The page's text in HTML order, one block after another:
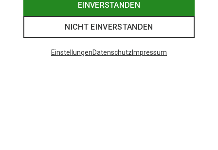
EINVERSTANDEN
NICHT EINVERSTANDEN
EinstellungenDatenschutz Impressum